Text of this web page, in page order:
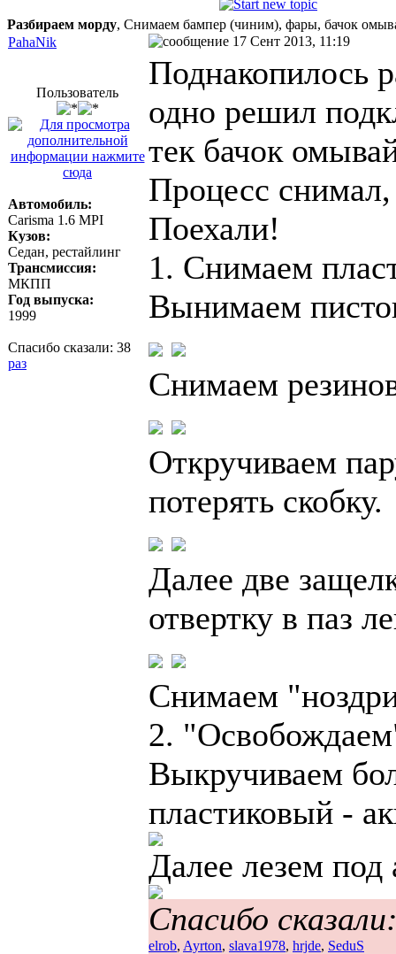
Разбираем морду, Снимаем бампер (чиним), фары, бачок
PahaNik
17 Сент 2013, 11:19
Пользователь
Автомобиль:
Carisma 1.6 MPI
Кузов:
Седан, рестайлинг
Трансмиссия:
МКПП
Год выпуска:
1999
Спасибо сказали: 38
раз
Поднакопилось
одно решил
тек бачок
Процесс
Поехали!
1. Снимаем
Вынимаем
Снимаем
Откручиваем
потерять скобку.
Далее две
отвертку в паз
Снимаем
2.
Выкручиваем
пластиковый -
Далее лезем под
Спасибо
elrob, Ayrton, slava1978, hrjde, SeduS